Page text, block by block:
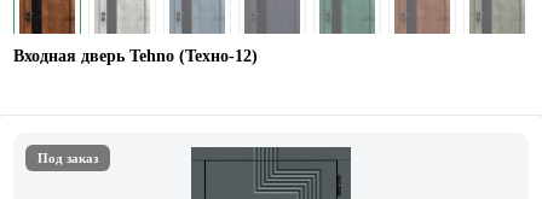
Входная дверь Tehno (Техно-12)
Под заказ